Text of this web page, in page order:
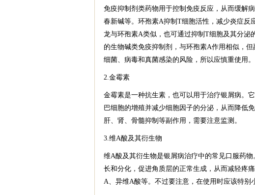
免疫抑制剂类药物用于控制免疫反应，从而缓解
春新碱等。环孢素A抑制T细胞活性，减少炎症反
龙与环孢素A类似，也可通过抑制T细胞及其分泌
的生物碱类免疫抑制剂，与环孢素A作用相似，
细菌、病毒和真菌感染的风险，所以应慎重使用。
2.金霉素
金霉素是一种抗生素，也可以用于治疗银屑病。
巴细胞的增殖并减少细胞因子的分泌，从而降低
肝、肾、骨髓抑制等副作用，需要注意监测。
3.维A酸及其衍生物
维A酸及其衍生物是银屑病治疗中的常见口服药物
长和分化，促进角质层的正常生成，从而减轻疼
A、异维A酸等。不过要注意，在使用时应该特别